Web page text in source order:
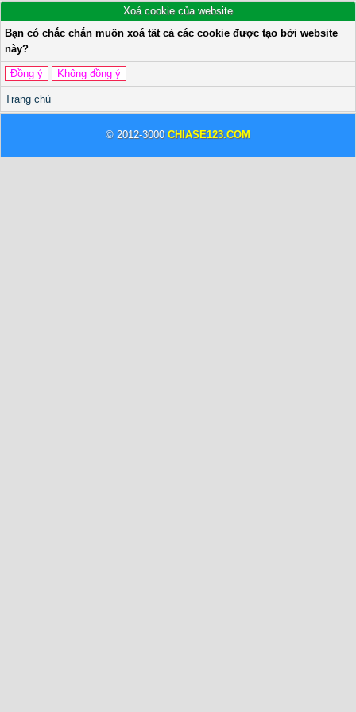
Xoá cookie của website
Bạn có chắc chắn muốn xoá tất cả các cookie được tạo bởi website
này?
Trang chủ
© 2012-3000 CHIASE123.COM